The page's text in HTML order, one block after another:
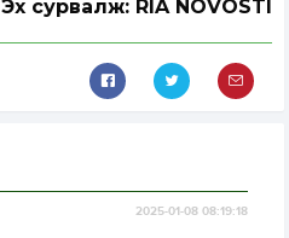
Эх сурвалж: RIA NOVOSTI
2025-01-08 08:19:18